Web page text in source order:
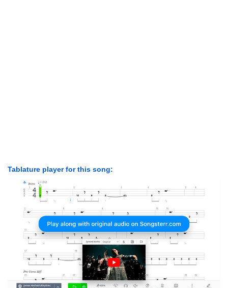
Tablature player for this song: